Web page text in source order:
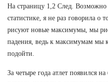
На страницу 1,2 След. Возможно
статистике, я не раз говорила о
рисуют новые максимумы, мы
падения, ведь к максимумам мы
подойти.
За четыре года атлет появился